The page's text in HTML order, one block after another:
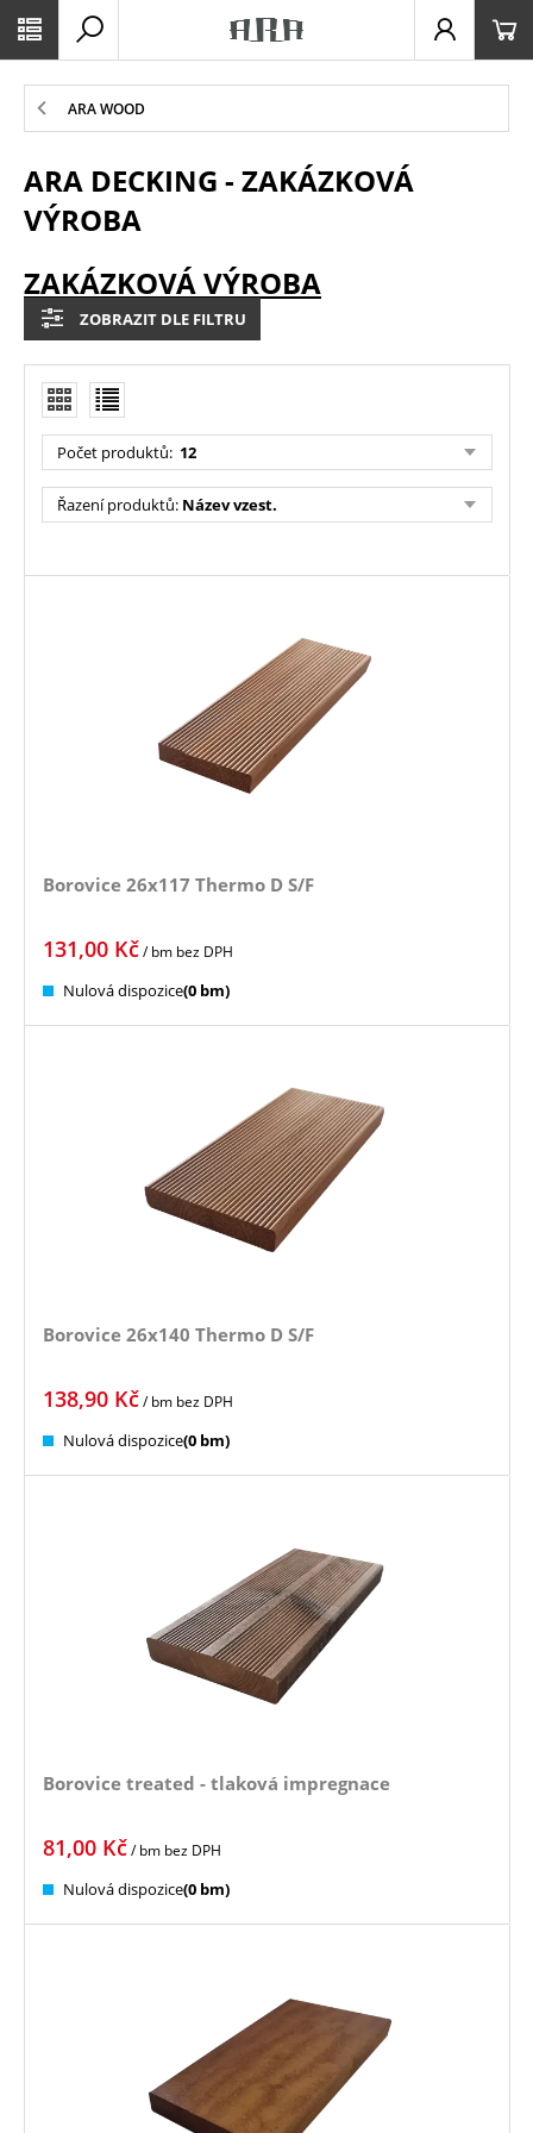
ARA WOOD
ARA DECKING - ZAKÁZKOVÁ
VÝROBA
ZAKÁZKOVÁ VÝROBA
ZOBRAZIT DLE FILTRU
Počet produktů: 12
Řazení produktů: Název vzest.
Borovice 26x117 Thermo D S/F
131,00 Kč/ bm bez DPH
Nulová dispozice(0 bm)
Borovice 26x140 Thermo D S/F
138,90 Kč/ bm bez DPH
Nulová dispozice(0 bm)
Borovice treated - tlaková impregnace
81,00 Kč/ bm bez DPH
Nulová dispozice(0 bm)